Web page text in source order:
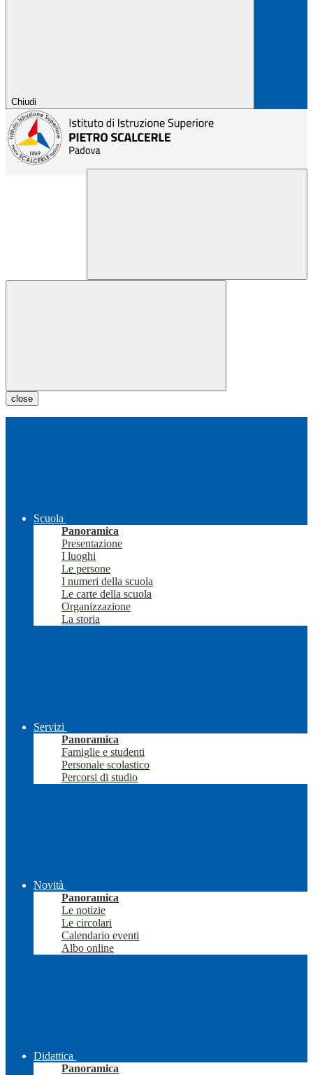
Chiudi
close
Scuola
Panoramica
Presentazione
I luoghi
Le persone
I numeri della scuola
Le carte della scuola
Organizzazione
La storia
Servizi
Panoramica
Famiglie e studenti
Personale scolastico
Percorsi di studio
Novità
Panoramica
Le notizie
Le circolari
Calendario eventi
Albo online
Didattica
Panoramica